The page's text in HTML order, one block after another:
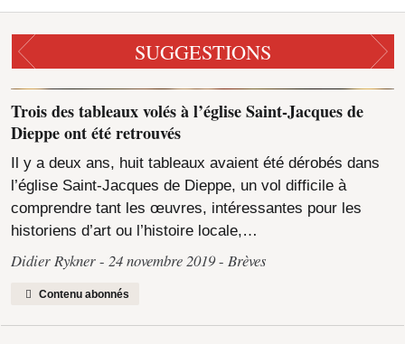
SUGGESTIONS
Trois des tableaux volés à l’église Saint-Jacques de
Dieppe ont été retrouvés
Il y a deux ans, huit tableaux avaient été dérobés dans
l’église Saint-Jacques de Dieppe, un vol difficile à
comprendre tant les œuvres, intéressantes pour les
historiens d’art ou l’histoire locale,…
Didier Rykner 24 novembre 2019 Brèves
Contenu abonnés